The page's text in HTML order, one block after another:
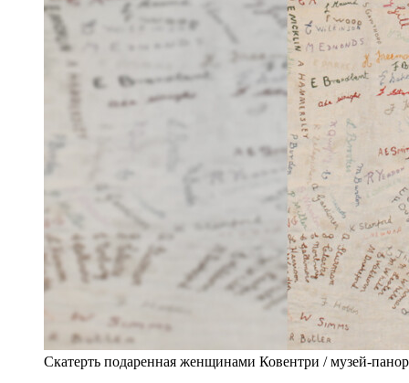
Скатерть подаренная женщинами Ковентри / музей-